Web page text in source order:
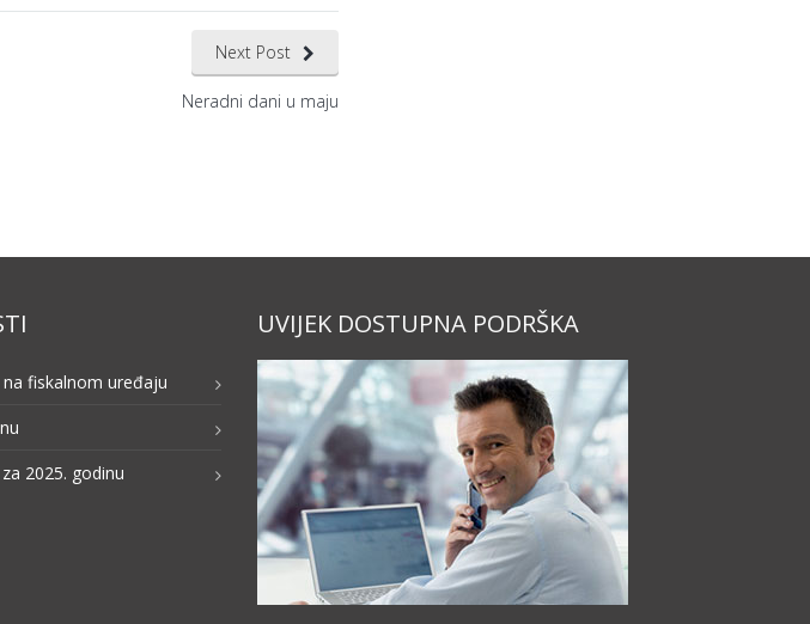
Next Post
Neradni dani u maju
fiskalnom uređaju
2025. godinu
UVIJEK DOSTUPNA PODRŠKA